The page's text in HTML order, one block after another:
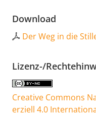
Download
Der Weg in die
Lizenz-/
Creative Commons
erziell 4.0